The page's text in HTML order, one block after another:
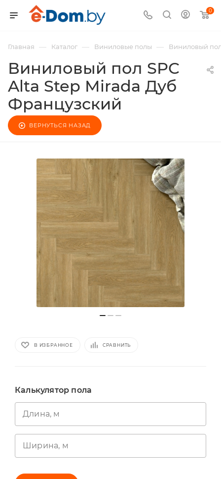
0
Главная — Каталог — Виниловые полы — Виниловый
Виниловый пол SPC
Alta Step Mirada Дуб
Французский
ВЕРНУТЬСЯ НАЗАД
В ИЗБРАННОЕ СРАВНИТЬ
Калькулятор пола
Длина, м
Ширина, м